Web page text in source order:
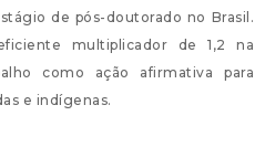
de pós-doutorado no Brasil.
multiplicador de 1,2 na
como ação afirmativa para
e indígenas.